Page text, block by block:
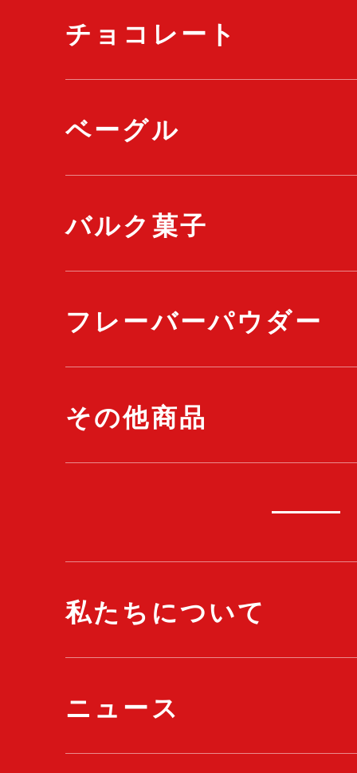
チョコレート
ベーグル
バルク菓子
フレーバーパウダー
その他商品
私たちについて
ニュース